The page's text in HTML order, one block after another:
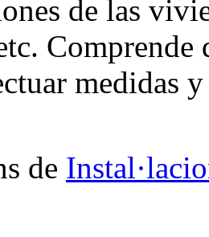
de las
Comprende
medidas
de